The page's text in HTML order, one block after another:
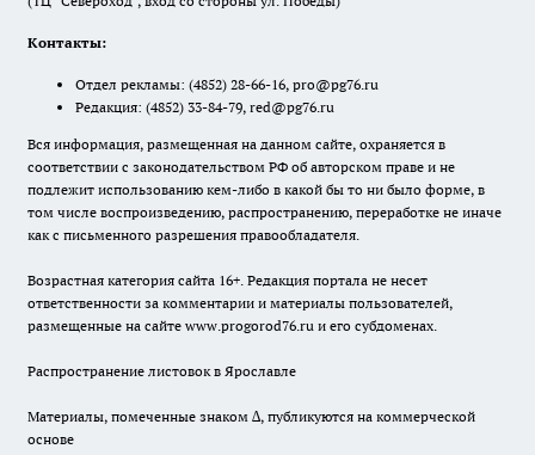
Контакты:
Отдел рекламы: (4852) 28-66-16, pro@pg76.ru
Редакция: (4852) 33-84-79, red@pg76.ru
Вся информация, размещенная на данном сайте, охраняется в
соответствии с законодательством РФ об авторском праве и не
подлежит использованию кем-либо в какой бы то ни было форме, в
том числе воспроизведению, распространению, переработке не иначе
как с письменного разрешения правообладателя.
Возрастная категория сайта 16+. Редакция портала не несет
ответственности за комментарии и материалы пользователей,
размещенные на сайте www.progorod76.ru и его субдоменах.
Распространение листовок в Ярославле
Материалы, помеченные знаком ∆, публикуются на коммерческой
основе